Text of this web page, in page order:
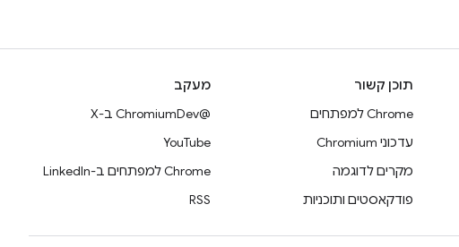
תוכן קשור
Chrome למפתחים
עדכוני Chromium
מקרים לדוגמה
פודקאסטים ותוכניות
מעקב
@ChromiumDev ב-X
YouTube
Chrome למפתחים ב-LinkedIn
RSS